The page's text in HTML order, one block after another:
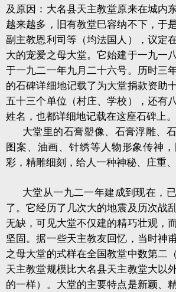
及原因：大名县天主教堂原来在城内
越来越多，旧有教堂巳容纳不下，于
副主教恩利司等（均法国人），议定
大的宠爱之母大堂。它始建于一九一
于一九二一年九月二十六号。历时三
的石碑详细地记载了为大堂捐款资助
五十三个单位（村庄、学校），还有
姓名，也都详细地记载在这座石碑上。
大堂里的石膏塑像、石膏浮雕、
图案、油画、针绣等人物形象传神
彩，精雕细刻，给人一种神秘、庄重、
大堂从一九二一年建成到现在，
了。它经历了几次大的地震及历次战
无缺，可见大堂不仅建的精巧壮观，
坚固。据一些天主教友回忆，当时神
之母大堂的式样在全国教堂中数第二
天主教堂规模比大名县天主教堂大以
的一样）。大堂的主要特点是新颖、